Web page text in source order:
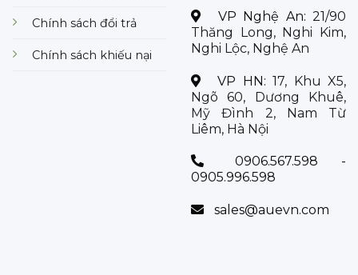
Chính sách đổi trả
Chính sách khiếu nại
VP Nghệ An: 21/90
Thăng Long, Nghi Kim,
Nghi Lộc, Nghệ An
VP HN:17, Khu X5,
Ngõ 60, Dương Khuê,
Mỹ Đình 2, Nam Từ
Liêm, Hà Nội
0906.567.598 -
0905.996.598
sales@auevn.com